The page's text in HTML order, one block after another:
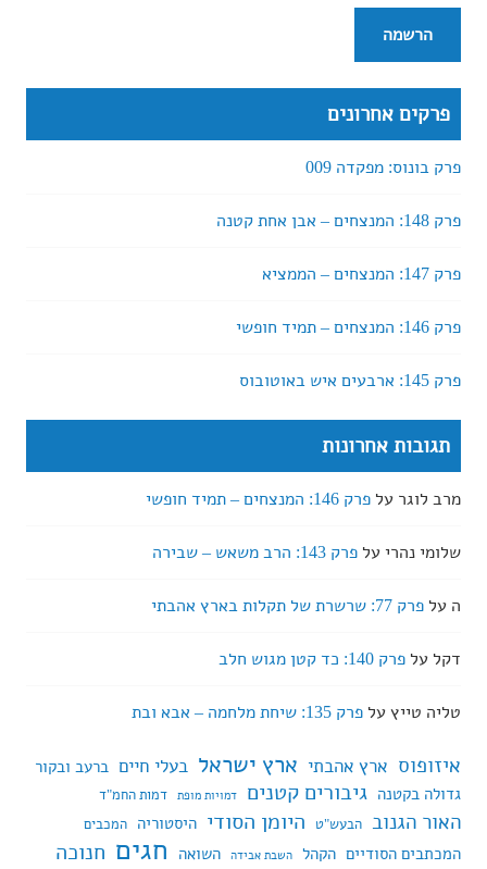
פרקים אחרונים
פרק בונוס: מפקדה 009
פרק 148: המנצחים – אבן אחת קטנה
פרק 147: המנצחים – הממציא
פרק 146: המנצחים – תמיד חופשי
פרק 145: ארבעים איש באוטובוס
תגובות אחרונות
מרב לוגר על פרק 146: המנצחים – תמיד חופשי
שלומי נהרי על פרק 143: הרב משאש – שבירה
ה על פרק 77: שרשרת של תקלות בארץ אהבתי
דקל על פרק 140: כד קטן מגוש חלב
טליה טייץעל פרק 135: שיחת מלחמה – אבא ובת
איזופוס ארץ אהבתי ארץ ישראל בעלי חיים ברעב ובקור
גדולה בקטנה גיבורים קטנים דמויות מופת דמות החמ"ד
האור הגנוב הבעש"ט היומן הסודי היסטוריה המכבים
המכתבים הסודיים הקהל השבת אבידה השואה חגים חנוכה